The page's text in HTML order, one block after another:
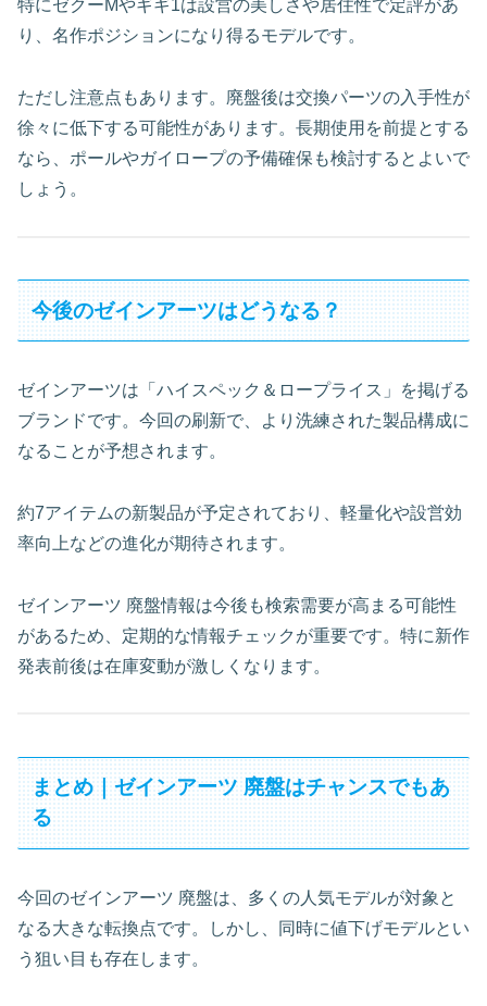
特にゼクーMやギギ1は設営の美しさや居住性で定評があ
り、名作ポジションになり得るモデルです。
ただし注意点もあります。廃盤後は交換パーツの入手性が
徐々に低下する可能性があります。長期使用を前提とする
なら、ポールやガイロープの予備確保も検討するとよいで
しょう。
今後のゼインアーツはどうなる？
ゼインアーツは「ハイスペック＆ロープライス」を掲げる
ブランドです。今回の刷新で、より洗練された製品構成に
なることが予想されます。
約7アイテムの新製品が予定されており、軽量化や設営効
率向上などの進化が期待されます。
ゼインアーツ 廃盤情報は今後も検索需要が高まる可能性
があるため、定期的な情報チェックが重要です。特に新作
発表前後は在庫変動が激しくなります。
まとめ｜ゼインアーツ 廃盤はチャンスでもあ
る
今回のゼインアーツ 廃盤は、多くの人気モデルが対象と
なる大きな転換点です。しかし、同時に値下げモデルとい
う狙い目も存在します。